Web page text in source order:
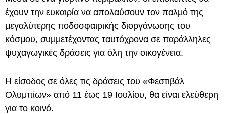
έχουν την ευκαιρία να απολαύσουν τον παλμό της
μεγαλύτερης ποδοσφαιρικής διοργάνωσης του
κόσμου, συμμετέχοντας ταυτόχρονα σε παράλληλες
ψυχαγωγικές δράσεις για όλη την οικογένεια.
Η είσοδος σε όλες τις δράσεις του «Φεστιβάλ
Ολυμπίων» από 11 έως 19 Ιουλίου, θα είναι ελεύθερη
για το κοινό.